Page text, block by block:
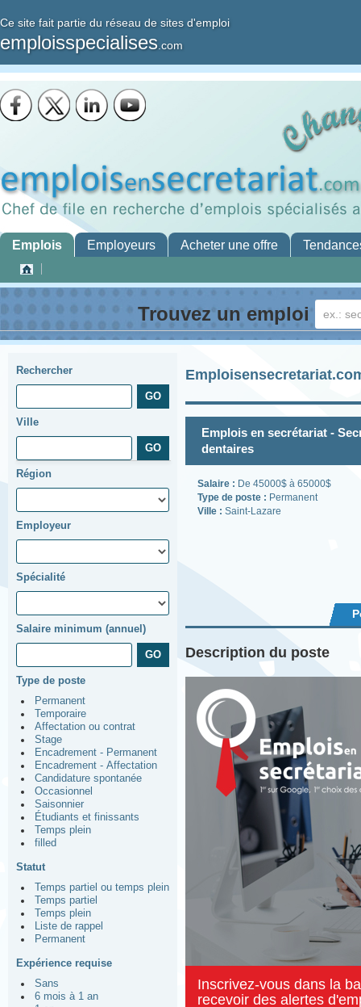
Ce site fait partie du réseau de sites d'emploi
emploisspecialises .com
Emplois Employeurs Acheter une offre
Trouvez un emploi
Rechercher
Ville
Région
Employeur
Spécialité
Salaire minimum (annuel)
Type de poste
Permanent
Temporaire
Affectation ou contrat
Stage
Encadrement - Permanent
Encadrement - Affectation
Candidature spontanée
Occasionnel
Saisonnier
Étudiants et finissants
Temps plein
filled
Statut
Temps partiel ou temps plein
Temps partiel
Temps plein
Liste de rappel
Permanent
Expérience requise
Sans
6 mois à 1 an
Emplois en secrétariat -
dentaires
Salaire : De 45000$ à 65000$
Type de poste : Permanent
Ville : Saint-Lazare
Description du poste
Inscrivez-vous dans la
recevoir des alertes